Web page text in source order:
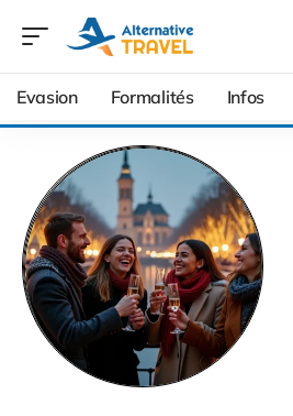
Evasion Formalités Infos